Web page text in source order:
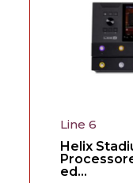
Line 6
Helix
ed...